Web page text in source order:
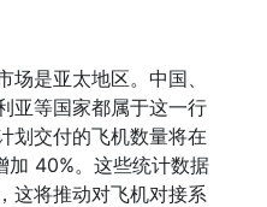
是亚太地区。中国、
亚等国家都属于这一行
划交付的飞机数量将在
40%。这些统计数据
这将推动对飞机对接系